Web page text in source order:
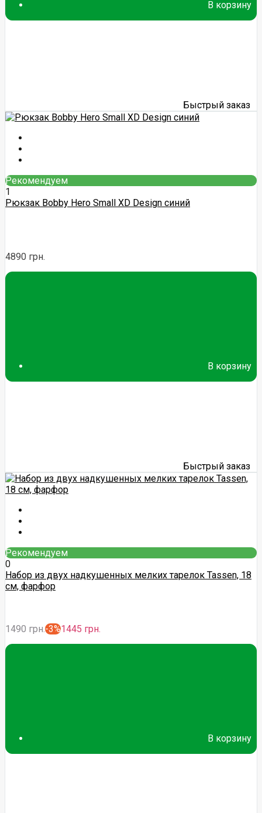
В корзину
Быстрый заказ
Рекомендуем
1
Рюкзак Bobby Hero Small XD Design синий
4890 грн.
В корзину
Быстрый заказ
Рекомендуем
0
Набор из двух надкушенных мелких тарелок Tassen, 18
см, фарфор
1490 грн. -3%1445 грн.
В корзину